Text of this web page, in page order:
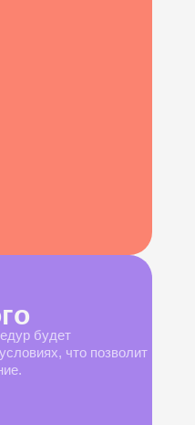
будет
что позволит